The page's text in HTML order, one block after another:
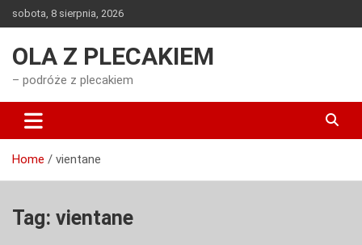
to
sobota, 8 sierpnia, 2026
OLA Z PLECAKIEM
– podróże z plecakiem
Home vientane
Tag: vientane